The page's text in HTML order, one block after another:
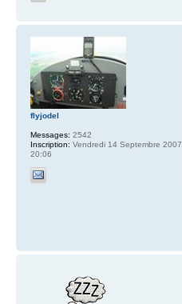
flyjodel
Messages: 2542
Inscription: Vendredi 14 Septembre 2007
20:06